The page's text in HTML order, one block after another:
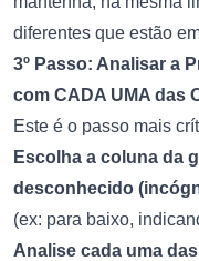
diferentes que estão
3º Passo: Analisar a
com CADA UMA das
Este é o passo mais
Escolha a coluna da
desconhecido
(ex: para baixo,
Analise cada uma